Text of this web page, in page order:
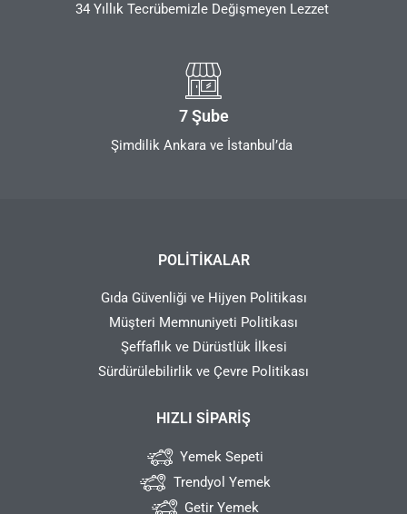
34 Yıllık Tecrübemizle Değişmeyen Lezzet
7 Şube
Şimdilik Ankara ve İstanbul’da
POLITIKALAR
Gıda Güvenliği ve Hijyen Politikası
Müşteri Memnuniyeti Politikası
Şeffaflık ve Dürüstlük İlkesi
Sürdürülebilirlik ve Çevre Politikası
HIZLI SIPARIŞ
Yemek Sepeti
Trendyol Yemek
Getir Yemek